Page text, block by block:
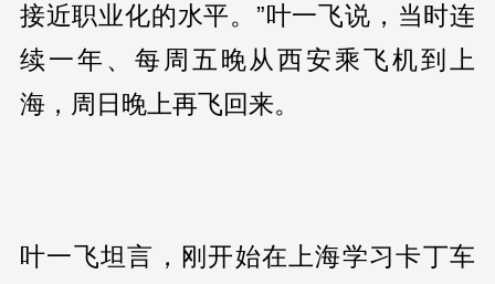
接近职业化的水平。”叶一飞说，当时连
续一年、每周五晚从西安乘飞机到上
海，周日晚上再飞回来。
叶一飞坦言，刚开始在上海学习卡丁车